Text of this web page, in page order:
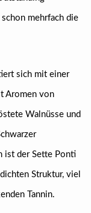
mehrfach die
sich mit einer
Aromen von
Walnüsse und
ist der Sette Ponti
Struktur, viel
Tannin.